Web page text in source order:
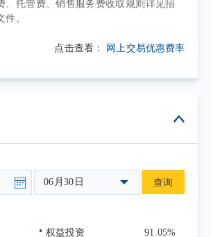
幅度相对更大。指数整体波动
定性特征。2026年第二季度，中
，市值风格偏向于中大盘，行
，指数表现与中国宏观经济周
头上市公司整体盈利状况息息
进行指数基金投资时应充分了
，并选择与自身风险承受能力相
为本基金的正常运作期，本基金
、托管费、销售服务费收取规则详见招
。
点击查看： 网上交易优惠费率
06月30日 查询
权益投资 91.05%